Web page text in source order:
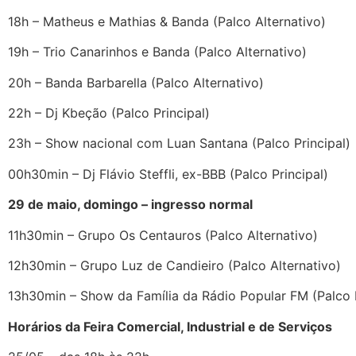
18h – Matheus e Mathias & Banda (Palco Alternativo)
19h – Trio Canarinhos e Banda (Palco Alternativo)
20h – Banda Barbarella (Palco Alternativo)
22h – Dj Kbeção (Palco Principal)
23h – Show nacional com Luan Santana (Palco Principal)
00h30min – Dj Flávio Steffli, ex-BBB (Palco Principal)
29 de maio, domingo – ingresso normal
11h30min – Grupo Os Centauros (Palco Alternativo)
12h30min – Grupo Luz de Candieiro (Palco Alternativo)
13h30min – Show da Família da Rádio Popular FM (Palco
Horários da Feira Comercial, Industrial e de Serviços